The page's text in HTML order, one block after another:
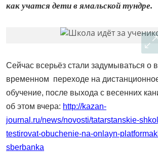
как учатся дети в ямальской тундре.
Сейчас всерьёз стали задумываться о
временном переходе на
обучение, после выхода с весенних
об этом вчера: http://kazan-
journal.ru/news/novosti/tatarstanskie-
testirovat-obuchenie-na-onlayn-
sberbanka